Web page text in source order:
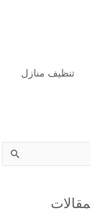
تنظيف منازل